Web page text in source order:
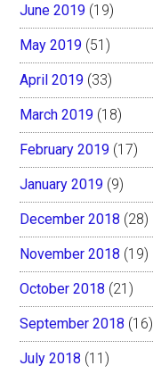
June 2019 (19)
May 2019 (51)
April 2019 (33)
March 2019 (18)
February 2019 (17)
January 2019 (9)
December 2018 (28)
November 2018 (19)
October 2018 (21)
September 2018 (16)
July 2018 (11)